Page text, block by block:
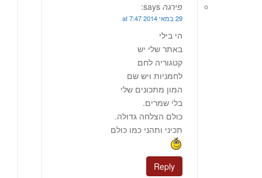
פירגה says:
29 במאי 2014 at 7:47
הי בילי
באתר שלי יש
קטגוריה לחם
לחמניות ויש שם
המון מתכונים שלי
בלי שמרים.
כולם הצלחה גדולה.
תכיני ותהני כמו כולם
Reply